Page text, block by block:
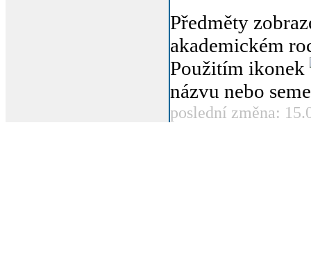
Předměty
akademickém
Použitím ikonek
názvu nebo
poslední změna: